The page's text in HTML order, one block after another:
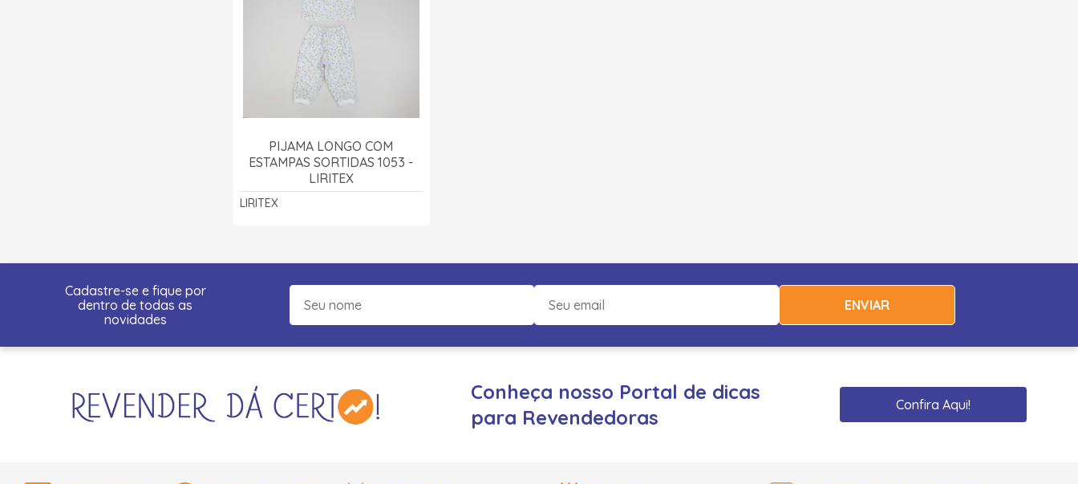
PIJAMA LONGO COM
ESTAMPAS SORTIDAS 1053 -
LIRITEX
LIRITEX
Cadastre-se e fique por
dentro de todas as
novidades
ENVIAR
Conheça nosso Portal de dicas
para Revendedoras
Confira Aqui!